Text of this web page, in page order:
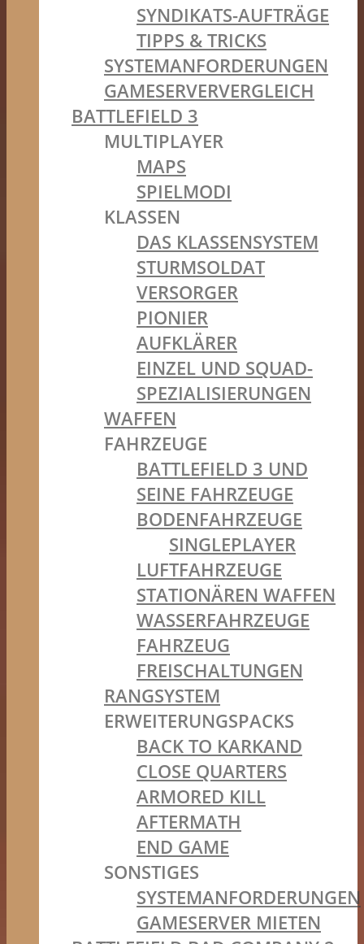
SYNDIKATS-AUFTRÄGE
TIPPS & TRICKS
SYSTEMANFORDERUNGEN
GAMESERVERVERGLEICH
BATTLEFIELD 3
MULTIPLAYER
MAPS
SPIELMODI
KLASSEN
DAS KLASSENSYSTEM
STURMSOLDAT
VERSORGER
PIONIER
AUFKLÄRER
EINZEL UND SQUAD-
SPEZIALISIERUNGEN
WAFFEN
FAHRZEUGE
BATTLEFIELD 3 UND
SEINE FAHRZEUGE
BODENFAHRZEUGE
SINGLEPLAYER
LUFTFAHRZEUGE
STATIONÄREN WAFFEN
WASSERFAHRZEUGE
FAHRZEUG
FREISCHALTUNGEN
RANGSYSTEM
ERWEITERUNGSPACKS
BACK TO KARKAND
CLOSE QUARTERS
ARMORED KILL
AFTERMATH
END GAME
SONSTIGES
SYSTEMANFORDERUNGEN
GAMESERVER MIETEN